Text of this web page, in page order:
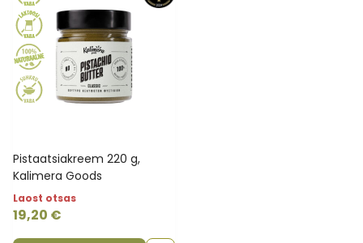
Pistaatsiakreem 220 g,
Kalimera Goods
Laost otsas
19,20 €